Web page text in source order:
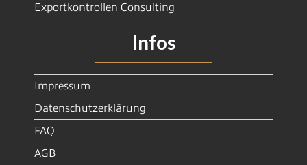
Exportkontrollen Consulting
Infos
Impressum
Datenschutzerklärung
FAQ
AGB